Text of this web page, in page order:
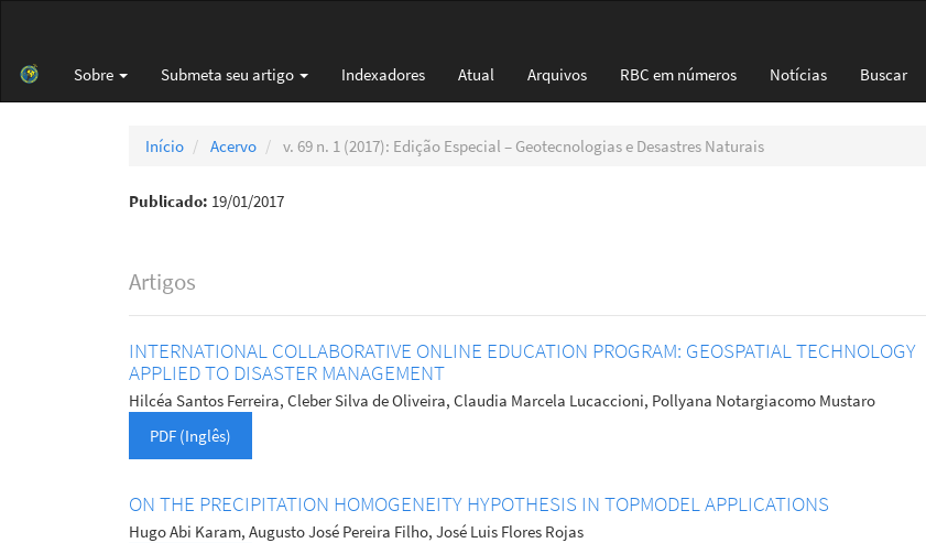
principal
Barra
Sobre Submeta seu artigo Indexadores Atual Arquivos RBC em números Notícias Buscar
Início Acervo v. 69 n. 1 (2017): Edição Especial – Geotecnologias e Desastres Naturais
Publicado: 19/01/2017
Artigos
INTERNATIONAL COLLABORATIVE ONLINE EDUCATION PROGRAM: GEOSPATIAL TECHNOLOGY
APPLIED TO DISASTER MANAGEMENT
Hilcéa Santos Ferreira, Cleber Silva de Oliveira, Claudia Marcela Lucaccioni, Pollyana Notargiacomo Mustaro
PDF (Inglês)
ON THE PRECIPITATION HOMOGENEITY HYPOTHESIS IN TOPMODEL APPLICATIONS
Hugo Abi Karam, Augusto José Pereira Filho, José Luis Flores Rojas